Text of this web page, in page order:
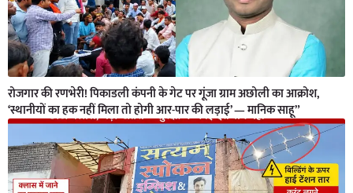
रोजगार की रणभेरी! पिकाडली कंपनी के गेट पर गूंजा ग्राम अछोली का आक्रोश,
‘स्थानीयों का हक नहीं मिला तो होगी आर-पार की लड़ाई’ — मानिक साहू”